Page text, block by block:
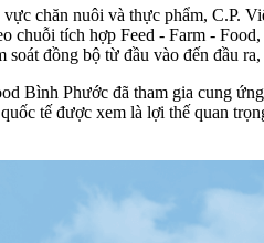
chăn nuôi và thực phẩm, C.P.
chuỗi tích hợp Feed - Farm -
đồng bộ từ đầu vào đến đầu
Bình Phước đã tham gia cung
tế được xem là lợi thế quan